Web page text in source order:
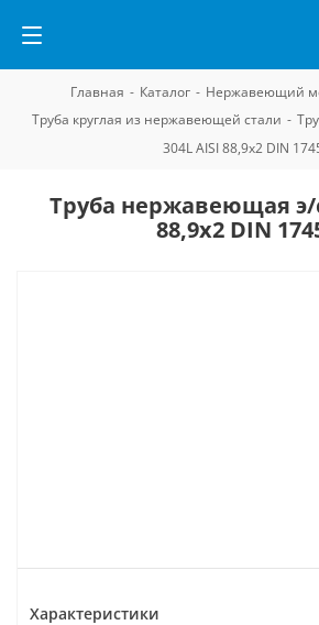
Главная - Каталог - Нержавеющий
Труба круглая из нержавеющей стали -
304L AISI 88,9х2 DIN
Труба нержавеющая э/
88,9х2 DIN
Характеристики